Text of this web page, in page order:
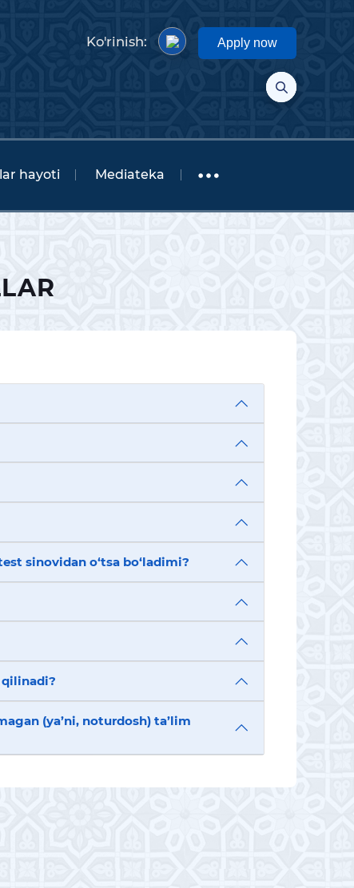
Ko'rinish: Apply now
hayoti Mediateka
sinovidan o‘tsa bo‘ladimi?
(ya’ni, noturdosh) ta’lim